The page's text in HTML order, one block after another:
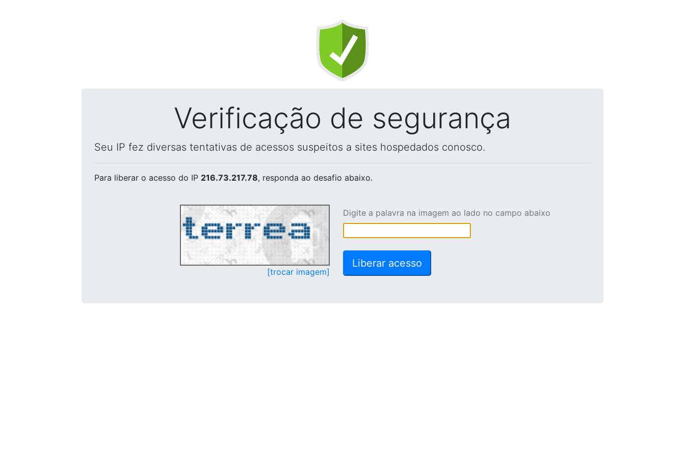
Verificação de segurança
Seu IP fez diversas tentativas de acessos suspeitos a sites hospedados conosco.
Para liberar o acesso do IP 216.73.217.78, responda ao desafio abaixo.
[trocar imagem]
Digite a palavra na imagem ao lado no campo abaixo